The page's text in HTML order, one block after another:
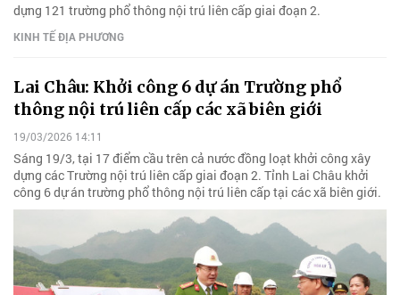
dựng 121 trường phổ thông nội trú liên cấp giai đoạn 2.
KINH TẾ ĐỊA PHƯƠNG
Lai Châu: Khởi công 6 dự án Trường phổ
thông nội trú liên cấp các xã biên giới
19/03/2026 14:11
Sáng 19/3, tại 17 điểm cầu trên cả nước đồng loạt khởi công xây
dựng các Trường nội trú liên cấp giai đoạn 2. Tỉnh Lai Châu khởi
công 6 dự án trường phổ thông nội trú liên cấp tại các xã biên giới.